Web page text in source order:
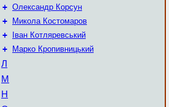
+ Олександр Корсун
+
Микола Костомаров
+
Іван Котляревський
+
Марко Кропивницький
Л
М
Н